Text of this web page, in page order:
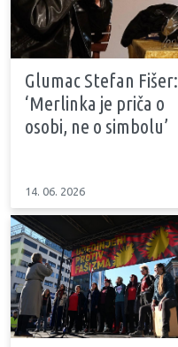
Glumac Stefan Fišer:
‘Merlinka je priča o
osobi, ne o simbolu’
14. 06. 2026